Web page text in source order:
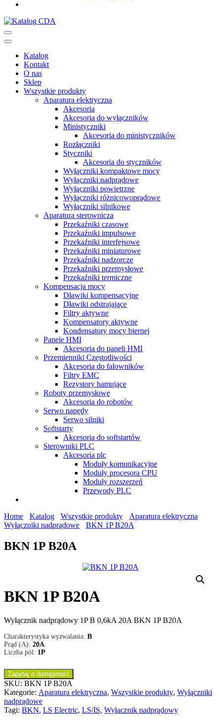
Katalog
Kontakt
O nas
Sklep
Wszystkie produkty
Aparatura elektryczna
Akcesoria
Akcesoria do wyłączników
Ministyczniki
Akcesoria do ministyczników
Rozłączniki
Styczniki
Akcesoria do styczników
Wyłączniki kompaktowe mocy
Wyłączniki nadprądowe
Wyłączniki powietrzne
Wyłączniki różnicowoprądowe
Wyłączniki silnikowe
Aparatura sterownicza
Przekaźniki czasowe
Przekaźniki impulsowe
Przekaźniki interfejsowe
Przekaźniki miniaturowe
Przekaźniki nadzorcze
Przekaźniki przemysłowe
Przekaźniki termiczne
Kompensacja mocy
Dławiki kompensacyjne
Dławiki odstrajające
Filtry aktywne
Kompensatory aktywne
Kondensatory mocy biernej
Panele HMI
Akcesoria do paneli HMI
Przemienniki Częstotliwości
Akcesoria do falowników
Filtry EMC
Rezystory hamujące
Roboty przemysłowe
Akcesoria do robotów
Serwo napędy
Serwo silniki
Softstarty
Akcesoria do softstartów
Sterowniki PLC
Akcesoria plc
Moduły komunikacyjne
Moduły procesora CPU
Moduły rozszerzeń
Przewody PLC
Home Katalog Wszystkie produkty
Aparatura elektryczna
Wyłączniki nadprądowe
BKN 1P B20A
BKN 1P B20A
BKN 1P B20A
Wyłącznik nadprądowy 1P B 0,6kA 20A BKN 1P B20A
Charakterystyka wyzwalania: B
Prąd (A): 20A
Liczba pól: 1P
Zapytaj o dostępność
SKU: BKN 1P B20A
Kategorie: Aparatura elektryczna, Wszystkie produkty, Wyłączniki
nadprądowe
Tagi: BKN, LS Electric, LS/IS, Wyłacznik nadprądowy